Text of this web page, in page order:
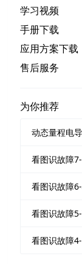
学习视频
手册下载
应用方案下载
售后服务
为你推荐
动态量程电
看图识故障
看图识故障
看图识故障
看图识故障